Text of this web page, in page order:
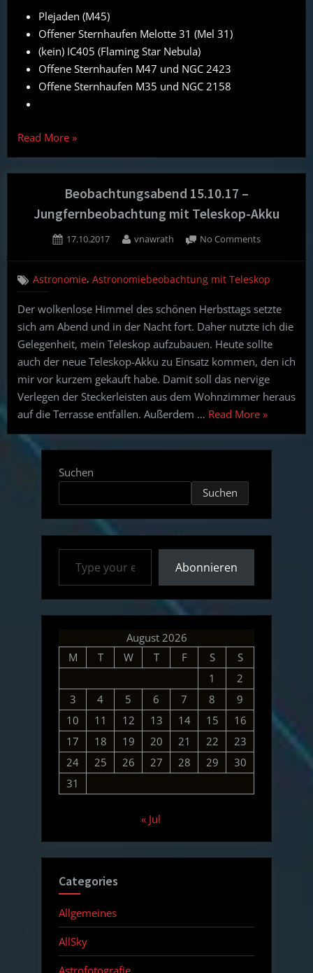
Plejaden (M45)
Offener Sternhaufen Melotte 31 (Mel 31)
(kein) IC405 (Flaming Star Nebula)
Offene Sternhaufen M47 und NGC 2423
Offene Sternhaufen M35 und NGC 2158
Read More“Beobachtungsabend
klassisch
mit
Zeichnen:
Mel
(kein)
M47
&
NGC
2423,
M35
&
NGC
2158”
»
Beobachtungsabend 15.10.17 –
Jungfernbeobachtung mit Teleskop-Akku
Posted
17.10.2017 By
vnawrath No Commentson
–
mit
Teleskop-
Akku
Astronomie,Astronomiebeobachtung mit Teleskop
Der wolkenlose Himmel des schönen Herbsttags setzte
sich am Abend und in der Nacht fort. Daher nutzte ich die
Gelegenheit, mein Teleskop aufzubauen. Heute sollte
auch der neue Teleskop-Akku zu Einsatz kommen, den ich
mir vor kurzem gekauft habe. Damit soll das nervige
Verlegen der Steckerleisten aus dem Wohnzimmer heraus
auf die Terrasse entfallen. Außerdem … Read More
–
Akku”
»
Suchen
Suchen
Type your email…
Abonnieren
August 2026
M
T W T F S
S
1
2
3
4 5 6 7 8
9
10
11 12 13 14 15
16
17
18 19 20 21 22
23
24
25 26 27 28 29
30
31
« Jul
Categories
Allgemeines
AllSky
Astrofotografie